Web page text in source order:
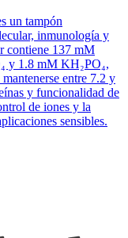
un tampón
inmunología y
contiene 137 mM
y 1.8 mM KH₂PO₄,
entre 7.2 y
y funcionalidad de
de iones y la
sensibles.